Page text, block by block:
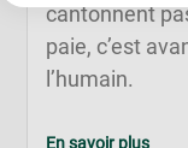
cantonnent
paie, c’est
l’humain.
En savoir plus